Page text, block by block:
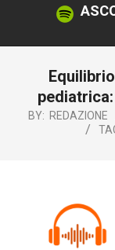
BY: REDAZIONE